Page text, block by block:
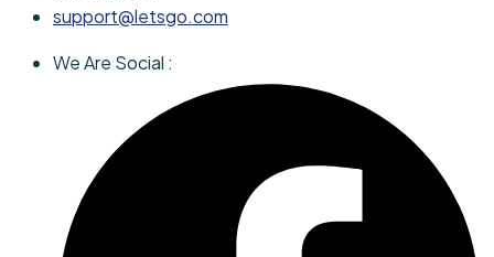
support@letsgo.com
We Are Social :